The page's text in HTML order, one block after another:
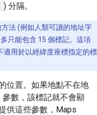
) 分隔。
法 (例如人類可讀的地址字
只能包含 15 個標記。這項
適用於以經緯度座標指定的標
位置。如果地點不在地
參數，該標記就不會顯
供這些參數，Maps